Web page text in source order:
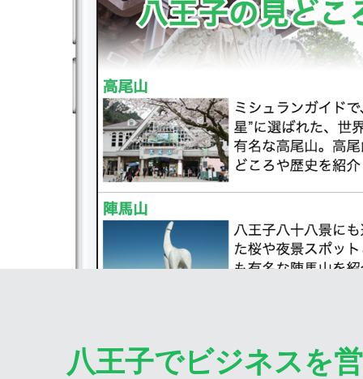
八王子でビジネスを